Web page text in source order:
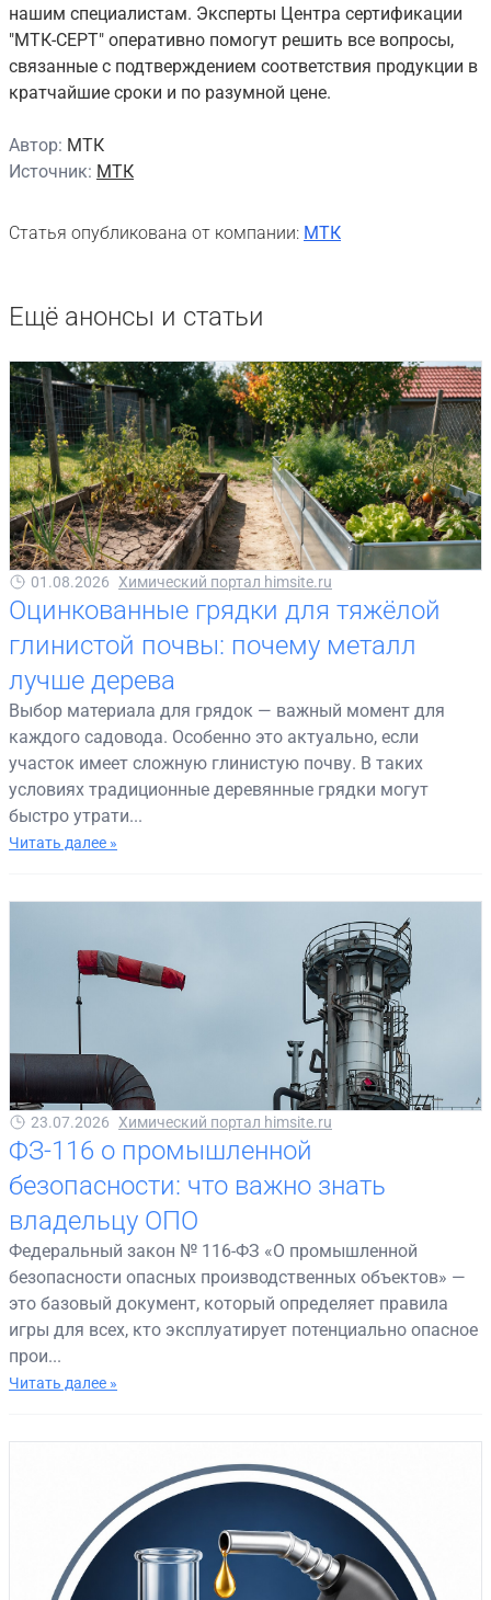
нашим специалистам. Эксперты Центра сертификации
"МТК-СЕРТ" оперативно помогут решить все вопросы,
связанные с подтверждением соответствия продукции в
кратчайшие сроки и по разумной цене.
Автор: МТК
Источник: МТК
Статья опубликована от компании: МТК
Ещё анонсы и статьи
01.08.2026 Химический портал himsite.ru
Оцинкованные грядки для тяжёлой
глинистой почвы: почему металл
лучше дерева
Выбор материала для грядок — важный момент для
каждого садовода. Особенно это актуально, если
участок имеет сложную глинистую почву. В таких
условиях традиционные деревянные грядки могут
быстро утрати...
Читать далее »
23.07.2026 Химический портал himsite.ru
ФЗ-116 о промышленной
безопасности: что важно знать
владельцу ОПО
Федеральный закон № 116-ФЗ «О промышленной
безопасности опасных производственных объектов» —
это базовый документ, который определяет правила
игры для всех, кто эксплуатирует потенциально опасное
прои...
Читать далее »